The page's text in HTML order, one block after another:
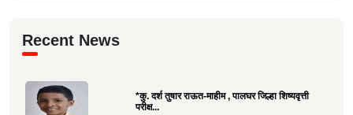
Recent News
*कु. दर्श तुषार राऊत-माहीम , पालघर जिल्हा शिष्यवृत्ती
परीक्ष...